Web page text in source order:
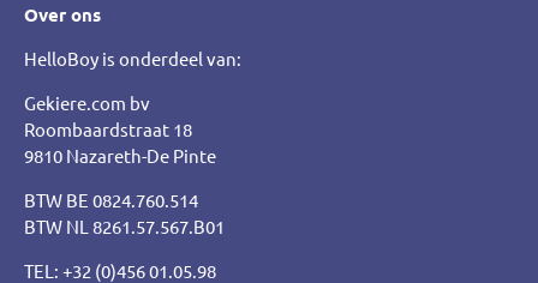
Over ons
HelloBoy is onderdeel van:
Gekiere.com bv
Roombaardstraat 18
9810 Nazareth-De Pinte
BTW BE 0824.760.514
BTW NL 8261.57.567.B01
TEL: +32 (0)456 01.05.98